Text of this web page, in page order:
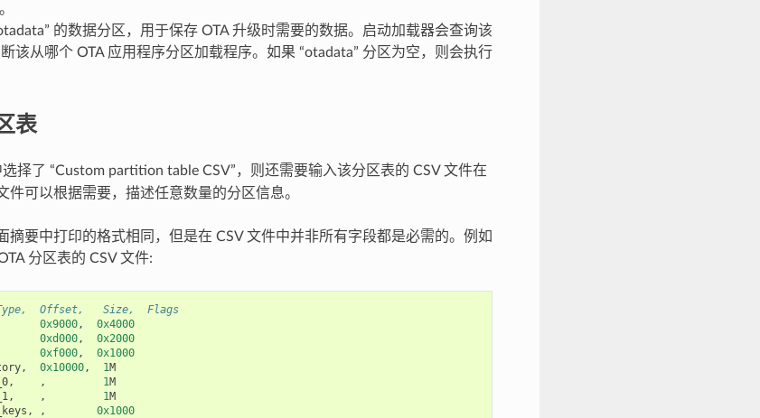
的数据分区，用于保存 OTA 升级时需要的数据。启动加载器会查询该
该从哪个 OTA 应用程序分区加载程序。如果 “otadata” 分区为空，则会执行
表
选择了 “Custom partition table CSV”，则还需要输入该分区表的 CSV 文件在
件可以根据需要，描述任意数量的分区信息。
摘要中打印的格式相同，但是在 CSV 文件中并非所有字段都是必需的。例如
分区表的 CSV 文件:
Offset,   Size,  Flags
0x9000,
0x4000
0xd000,
0x2000
0xf000,
0x1000
, 0x10000, 1M
, , 1M
, , 1M
, , 0x1000